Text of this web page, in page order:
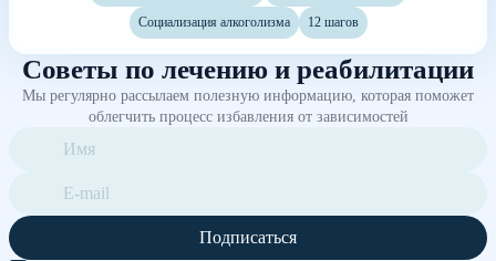
Социализация алкоголизма 12 шагов
Советы по лечению и реабилитации
Мы регулярно рассылаем полезную информацию, которая поможет
облегчить процесс избавления от зависимостей
Подписаться